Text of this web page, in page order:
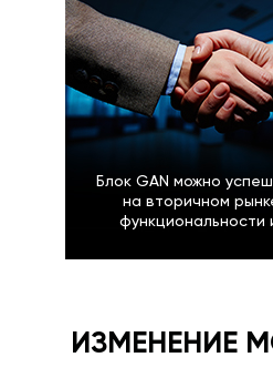
Блок GAN можно
на вторичном
функциональности
ИЗМЕНЕНИЕ